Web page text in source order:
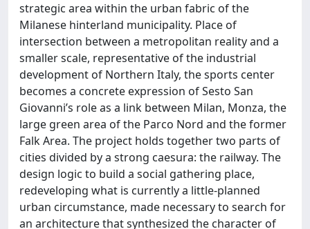
strategic area within the urban fabric of the
Milanese hinterland municipality. Place of
intersection between a metropolitan reality and a
smaller scale, representative of the industrial
development of Northern Italy, the sports center
becomes a concrete expression of Sesto San
Giovanni’s role as a link between Milan, Monza, the
large green area of the Parco Nord and the former
Falk Area. The project holds together two parts of
cities divided by a strong caesura: the railway. The
design logic to build a social gathering place,
redeveloping what is currently a little-planned
urban circumstance, made necessary to search for
an architecture that synthesized the character of